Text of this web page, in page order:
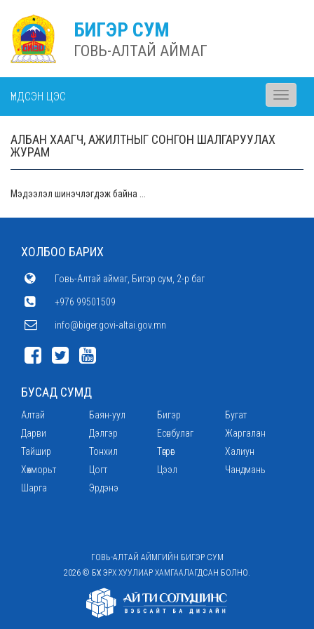
БИГЭР СУМ
ГОВЬ-АЛТАЙ АЙМАГ
ҮНДСЭН ЦЭС
Toggle
АЛБАН ХААГЧ, АЖИЛТНЫГ СОНГОН ШАЛГАРУУЛАХ
ЖУРАМ
Мэдээлэл шинэчлэгдэж байна ...
ХОЛБОО БАРИХ
Говь-Алтай аймаг, Бигэр сум, 2-р баг
+976 99501509
info@biger.govi-altai.gov.mn
БУСАД СУМД
Алтай Баян-уул Бигэр
Бугат
Дарви
Дэлгэр Есөнбулаг
Жаргалан
Тайшир
Тонхил Төгрөг
Халиун
Хөхморьт
Цогт Цээл
Чандмань
Шарга
Эрдэнэ
ГОВЬ-АЛТАЙ АЙМГИЙН БИГЭР СУМ
2026 © БҮХ ЭРХ ХУУЛИАР ХАМГААЛАГДСАН БОЛНО.